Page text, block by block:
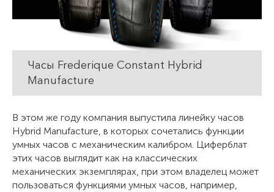
Часы Frederique Constant Hybrid
Manufacture
В этом же году компания выпустила линейку часов
Hybrid Manufacture, в которых сочетались функции
умных часов с механическим калибром. Циферблат
этих часов выглядит как на классических
механических экземплярах, при этом владелец может
пользоваться функциями умных часов, например,